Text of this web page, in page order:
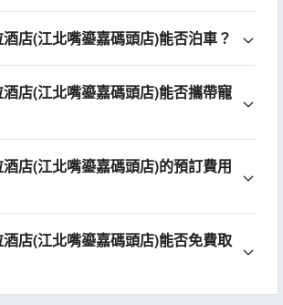
店(江北嘴鎏嘉碼頭店)能否泊車？
店(江北嘴鎏嘉碼頭店)能否攜帶寵
店(江北嘴鎏嘉碼頭店)的預訂費用
店(江北嘴鎏嘉碼頭店)能否免費取